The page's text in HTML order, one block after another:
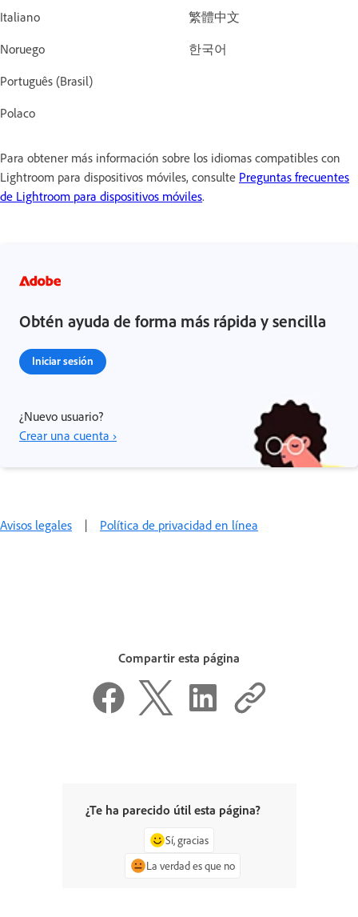
Italiano
Noruego
Português (Brasil)
Polaco
繁體中文
한국어
Para obtener más información sobre los idiomas compatibles con
Lightroom para dispositivos móviles, consulte Preguntas frecuentes
de Lightroom para dispositivos móviles.
Obtén ayuda de forma más rápida y sencilla
Iniciar sesión
¿Nuevo usuario?
Crear una cuenta ›
Avisos legales | Política de privacidad en línea
Compartir esta página
¿Te ha parecido útil esta página?
Sí, gracias
La verdad es que no